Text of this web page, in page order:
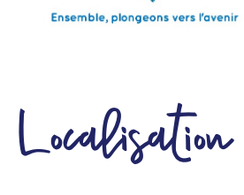
Localisation